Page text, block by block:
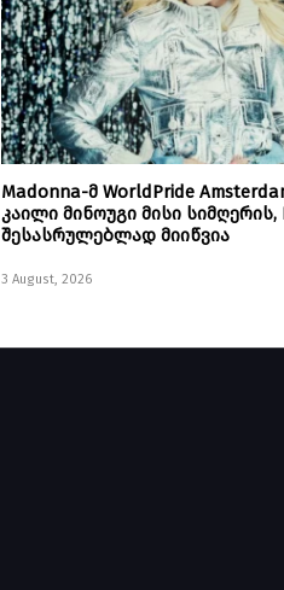
Madonna-მ WorldPride
კაილი მინოუგი მისი სიმღერის,
შესასრულებლად მიიწვია
3 August, 2026